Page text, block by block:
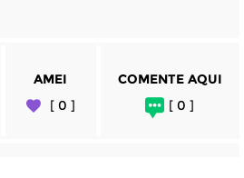
AMEI
[ 0 ]
COMENTE AQUI
[ 0 ]